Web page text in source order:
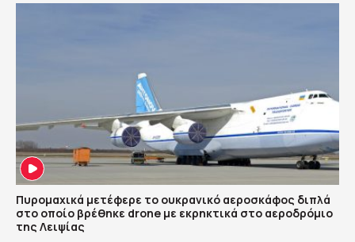
Πυρομαχικά μετέφερε το ουκρανικό αεροσκάφος διπλά
στο οποίο βρέθηκε drone με εκρηκτικά στο αεροδρόμιο
της Λειψίας